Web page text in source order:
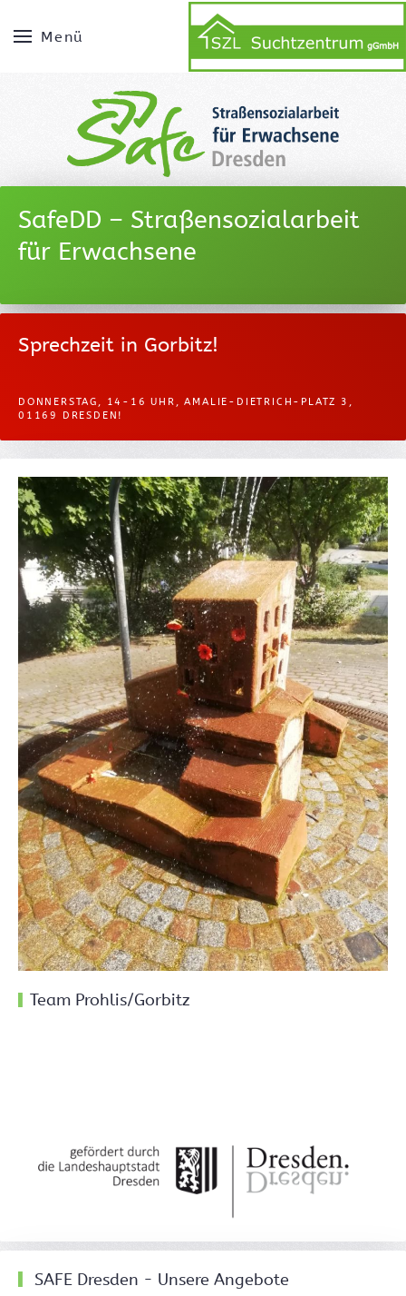
Menü
SafeDD – Straßensozialarbeit
für Erwachsene
Sprechzeit in Gorbitz!
DONNERSTAG, 14-16 UHR, AMALIE-DIETRICH-PLATZ 3,
01169 DRESDEN!
Team Prohlis/Gorbitz
SAFE Dresden - Unsere Angebote